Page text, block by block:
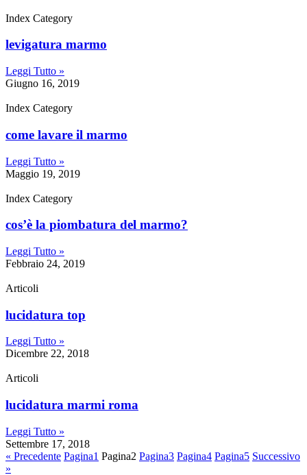
Index Category
levigatura marmo
Leggi Tutto »
Giugno 16, 2019
Index Category
come lavare il marmo
Leggi Tutto »
Maggio 19, 2019
Index Category
cos’è la piombatura del marmo?
Leggi Tutto »
Febbraio 24, 2019
Articoli
lucidatura top
Leggi Tutto »
Dicembre 22, 2018
Articoli
lucidatura marmi roma
Leggi Tutto »
Settembre 17, 2018
« Precedente Pagina1 Pagina2 Pagina3 Pagina4 Pagina5 Successivo
»